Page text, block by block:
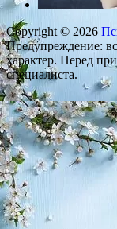
Copyright © 2026
Предупреждение:
характер. Перед
специалиста.